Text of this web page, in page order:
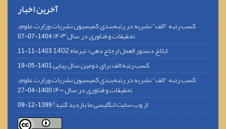
آخرین اخبار
کسب رتبه "الف" نشریه در رتبه‌بندی کمیسیون نشریات وزارت علوم،
تحقیقات و فناوری در سال ۱۴۰۳ 1404-07-07
ابلاغ دستور العمل ارجاع دهی/ تیرماه 1402 1403-11-11
کسب رتبه الف برای دومین سال پیاپی1401-05-19
کسب رتبه "الف" نشریه در رتبه‌بندی کمیسیون نشریات وزارت علوم،
تحقیقات و فناوری در سال ۱۴۰۰ 1400-04-27
از وب سایت انگلیسی ما بازدید کنید!1399-12-09